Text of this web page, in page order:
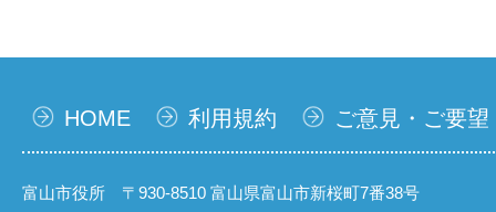
HOME 利用規約 ご意見・ご要望
富山市役所 〒930-8510 富山県富山市新桜町7番38号